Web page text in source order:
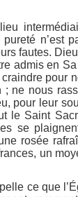
n’est
fautes.
admis en
pour
; ne nous
pour leur
le Saint
se
rosée
un
ce que